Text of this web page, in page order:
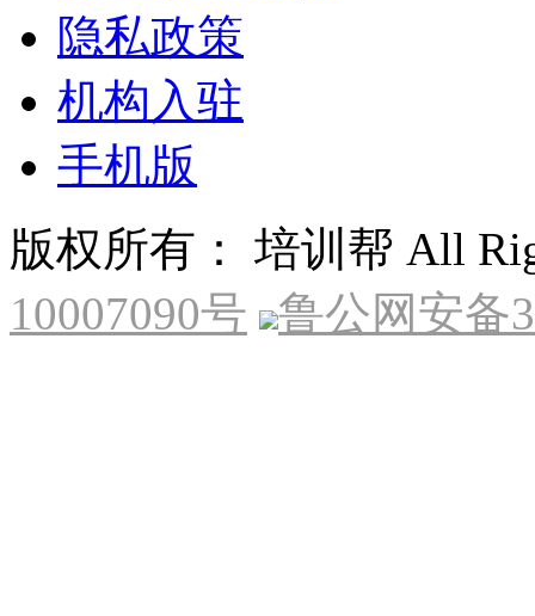
隐私政策
机构入驻
手机版
版权所有： 培训帮 All
10007090号
鲁公网安备